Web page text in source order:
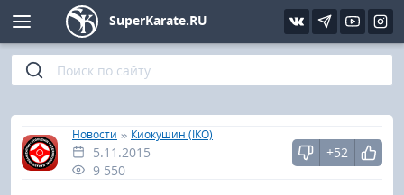
SuperKarate.RU
Главная
»
Новости » Киокушин (IKO)
5.11.2015
9 550
+52
Киокушинкай
Кёкусин (IFK)
Шинкиокушинкай
Фото
Видео
Интервью
Статьи
Уроки каратэ
Файлы
Библиотека